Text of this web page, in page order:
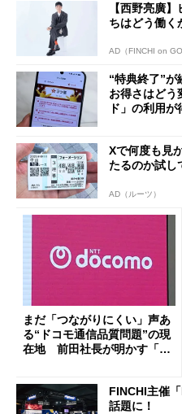
【西野亮廣
ちはどう働く
AD（FINCHI on
“特典終了”
お得さはど
ド」の利用が
Xで何度も見
たるのか試し
AD（ルーツ）
まだ「つながりにくい」声あ
る“ドコモ通信品質問題”の現
在地 前田社長が明かす「道
FINCHI主催
話題に！